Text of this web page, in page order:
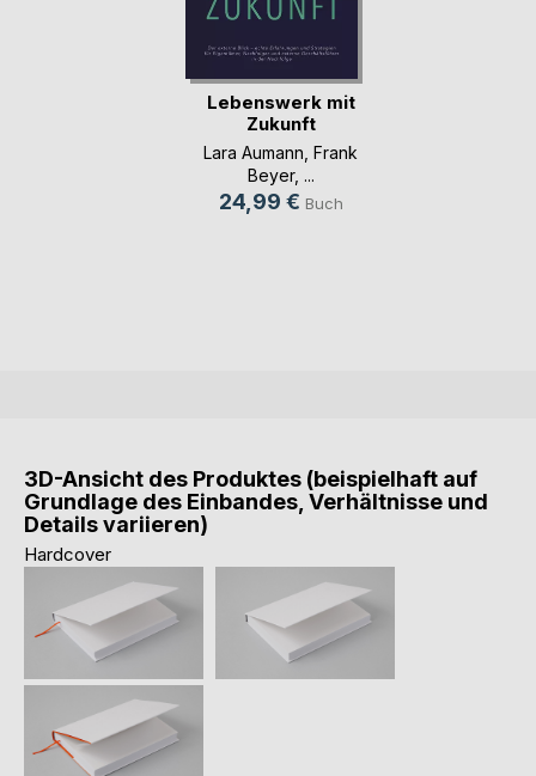
Lebenswerk mit
Zukunft
Lara Aumann Frank
Beyer, ...
24,99 € Buch
3D-Ansicht des Produktes (beispielhaft auf
Grundlage des Einbandes, Verhältnisse und
Details variieren)
Hardcover